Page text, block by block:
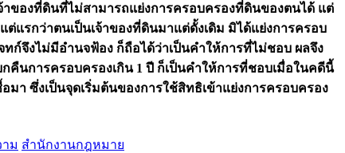
ของที่ดินที่ไม่สามารถแย่งการครอบครองที่ดินของตนได้ แต่
แรกว่าตนเป็นเจ้าของที่ดินมาแต่ดั้งเดิม มิได้แย่งการครอบ
ก์จึงไม่มีอำนจฟ้อง ก็ถือได้ว่าเป็นคำให้การที่ไม่ชอบ ผลจึง
คืนการครอบครองเกิน 1 ปี ก็เป็นคำให้การที่ชอบเมื่อในคดีนี้
มา ซึ่งเป็นจุดเริ่มต้นของการใช้สิทธิเข้าแย่งการครอบครอง
ม สำนักงานกฎหมาย